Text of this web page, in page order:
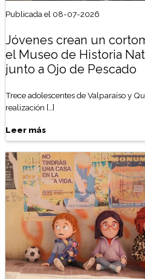
Publicada el 08-07-2026
Jóvenes crean un
el Museo de Historia
junto a Ojo de Pescado
Trece adolescentes de Valparaíso y
realización […]
Leer más